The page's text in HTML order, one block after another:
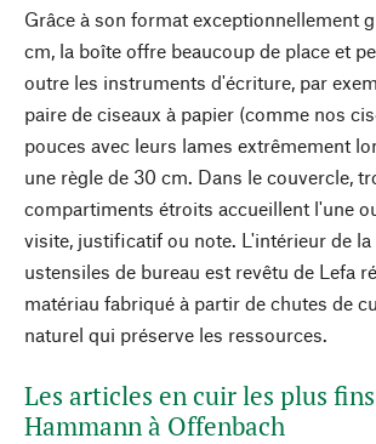
Grâce à son format exceptionnellement
cm, la boîte offre beaucoup de place et
outre les instruments d'écriture, par
paire de ciseaux à papier (comme nos
pouces avec leurs lames extrêmement
une règle de 30 cm. Dans le couvercle,
compartiments étroits accueillent l'une
visite, justificatif ou note. L'intérieur de la
ustensiles de bureau est revêtu de Lefa
matériau fabriqué à partir de chutes de
naturel qui préserve les ressources.
Les articles en cuir les plus
Hammann à Offenbach